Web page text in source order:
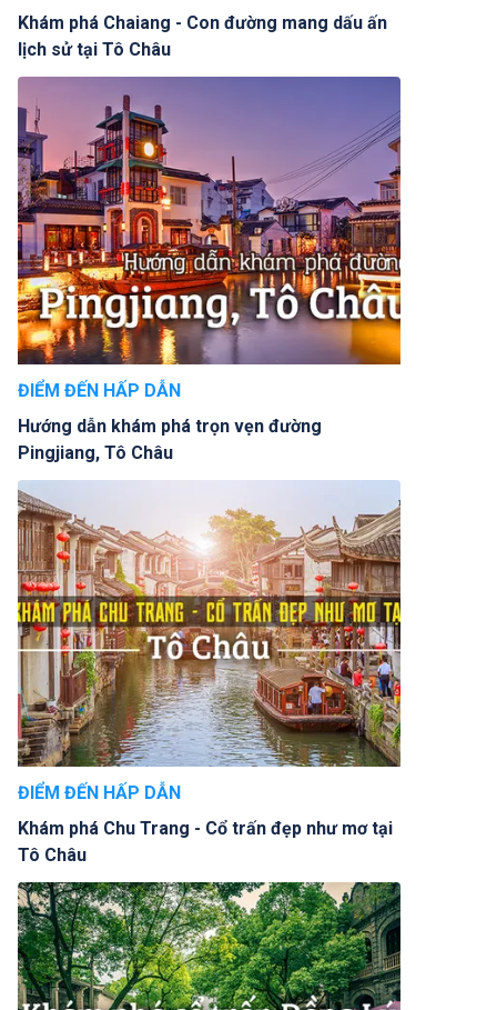
Khám phá Chaiang - Con đường mang dấu ấn
lịch sử tại Tô Châu
ĐIỂM ĐẾN HẤP DẪN
Hướng dẫn khám phá trọn vẹn đường
Pingjiang, Tô Châu
ĐIỂM ĐẾN HẤP DẪN
Khám phá Chu Trang - Cổ trấn đẹp như mơ tại
Tô Châu